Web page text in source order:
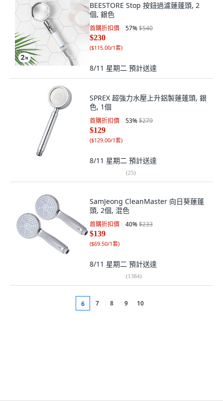
BEESTORE Stop 按鈕過濾蓮蓬頭, 2
個, 銀色
首購折扣價 57%$540
$230
($115.00/1套)
8/11 星期二 預計送達
SPREX 超強力水壓上升鋁製蓮蓬頭, 銀
色, 1個
首購折扣價 53%$279
$129
($129.00/1套)
8/11 星期二 預計送達
(25)
SamJeong CleanMaster 向日葵蓮蓬
頭, 2個, 混色
首購折扣價 40%$233
$139
($69.50/1套)
8/11 星期二 預計送達
(1384)
6 7 8 9 10